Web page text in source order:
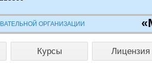
ОРГАНИЗАЦИИ
Курсы Лицензия